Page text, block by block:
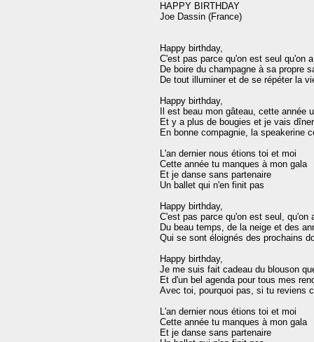
HAPPY BIRTHDAY
Joe Dassin (France)
Happy birthday,
C'est pas parce qu'on est seul qu'on
De boire du champagne à sa propre
De tout illuminer et de se répéter la
Happy birthday,
Il est beau mon gâteau, cette année
Et y a plus de bougies et je vais
En bonne compagnie, la speakerine
L'an dernier nous étions toi et moi
Cette année tu manques à mon gala
Et je danse sans partenaire
Un ballet qui n'en finit pas
Happy birthday,
C'est pas parce qu'on est seul, qu'on
Du beau temps, de la neige et des
Qui se sont éloignés des prochains
Happy birthday,
Je me suis fait cadeau du blouson
Et d'un bel agenda pour tous mes
Avec toi, pourquoi pas, si tu reviens
L'an dernier nous étions toi et moi
Cette année tu manques à mon gala
Et je danse sans partenaire